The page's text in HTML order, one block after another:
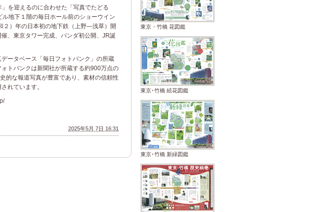
を迎えるのに合わせた「写真でたどる
地下１階の毎日ホール前のショーウイン
２）年の日本初の地下鉄（上野―浅草）開
、東京タワー完成、パンダ初公開、JR誕
ータベース「毎日フォトバンク」の所蔵
トバンクは新聞社が所蔵する約900万点の
的な報道写真が豊富であり、素材の信頼性
れています。
2025年5月 7日 16:31
東京・竹橋 花図鑑
東京･竹橋 続花図鑑
東京･竹橋 新緑図鑑